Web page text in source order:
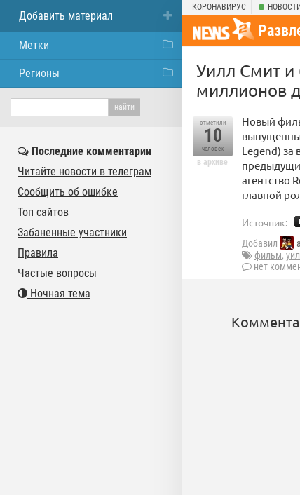
КОРОНАВИРУС НОВОСТИ
Уилл Смит и
миллионов
отметили
10
человек
в архиве
Новый
Legend) за
агентство
главной
Источник:
Добавил
фильм,
нет
Добавить материал
Метки
Регионы
Последние комментарии
Читайте новости в телеграм
Сообщить об ошибке
Топ сайтов
Забаненные участники
Правила
Частые вопросы
Ночная тема